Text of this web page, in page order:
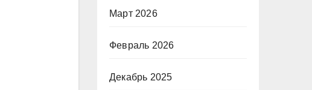
Март 2026
Февраль 2026
Декабрь 2025